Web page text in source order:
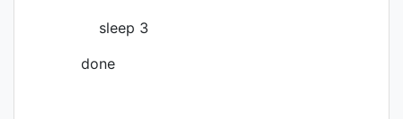
sleep 3
done